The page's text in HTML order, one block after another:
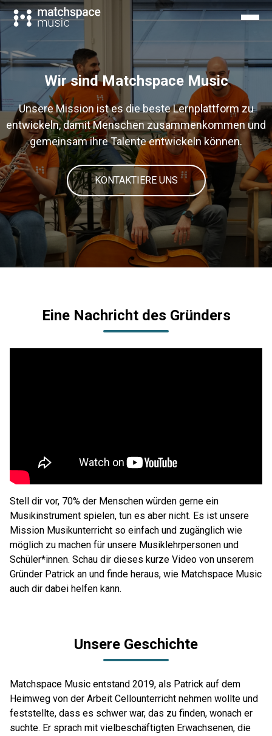
Wir sind Matchspace Music
Unsere Mission ist es die beste Lernplattform zu
entwickeln, damit Menschen zusammenkommen und
gemeinsam ihre Talente entwickeln können.
KONTAKTIERE UNS
Eine Nachricht des Gründers
Stell dir vor, 70% der Menschen würden gerne ein
Musikinstrument spielen, tun es aber nicht. Es ist unsere
Mission Musikunterricht so einfach und zugänglich wie
möglich zu machen für unsere Musiklehrpersonen und
Schüler*innen. Schau dir dieses kurze Video von unserem
Gründer Patrick an und finde heraus, wie Matchspace Music
auch dir dabei helfen kann.
Unsere Geschichte
Matchspace Music entstand 2019, als Patrick auf dem
Heimweg von der Arbeit Cellounterricht nehmen wollte und
feststellte, dass es schwer war, das zu finden, wonach er
suchte. Er sprach mit vielbeschäftigten Erwachsenen, die